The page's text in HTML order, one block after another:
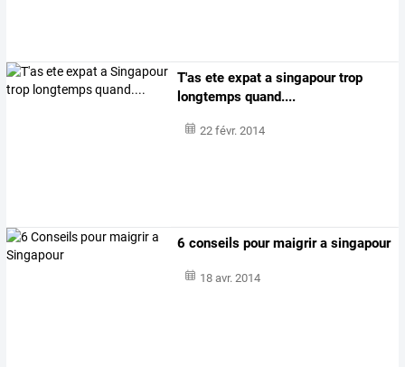
T'as ete expat a singapour trop
longtemps quand....
22 févr. 2014
6 conseils pour maigrir a singapour
18 avr. 2014